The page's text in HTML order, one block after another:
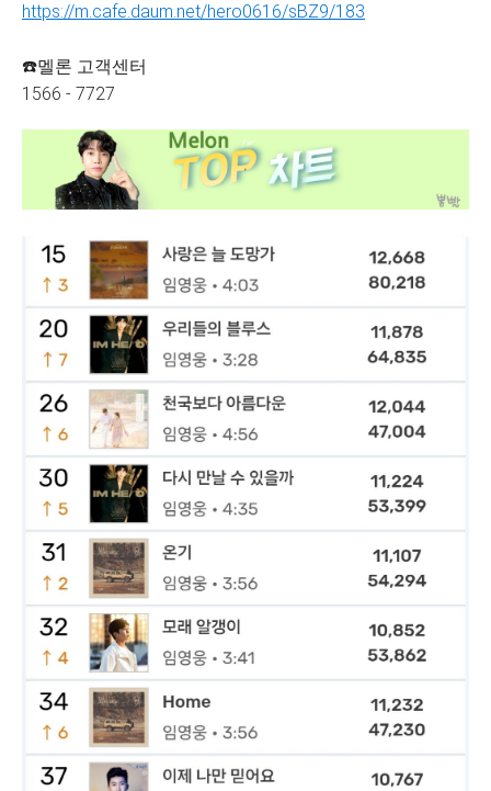
https://m.cafe.daum.net/hero0616/sBZ9/183
☎️멜론 고객센터
1566 - 7727